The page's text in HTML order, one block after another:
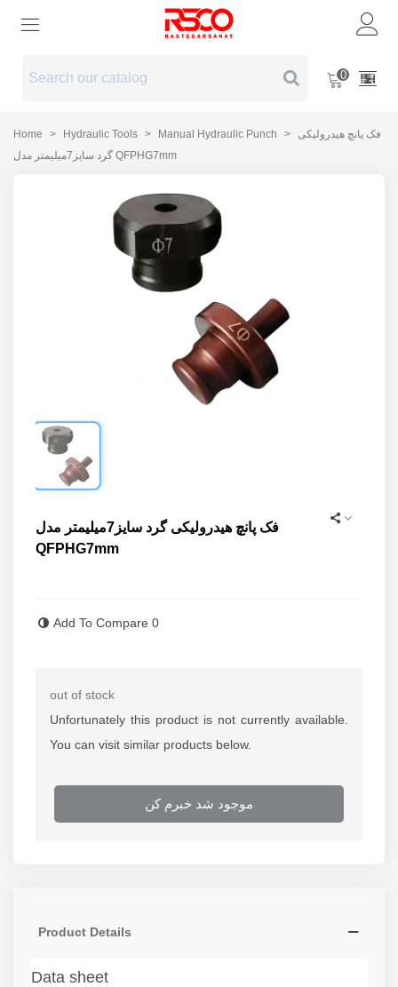
0
Home > Hydraulic Tools > Manual Hydraulic Punch >
فک پانچ هیدرولیکی
گرد سایز7میلیمتر مدل QFPHG7mm
فک پانچ هیدرولیکی گرد سایز7میلیمتر مدل
QFPHG7mm
Add To Compare 0
out of stock
Unfortunately this product is not currently available.
You can visit similar products below.
موجود شد خبرم کن
Product Details
Data sheet